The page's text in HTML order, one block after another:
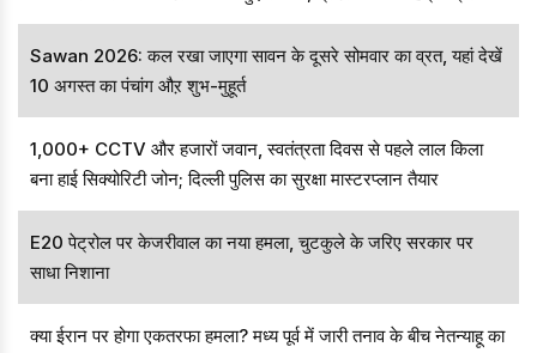
जताया पार्टी की जीत का भरोसा
Sawan 2026: कल रखा जाएगा सावन के दूसरे सोमवार का व्रत, यहां देखें
10 अगस्त का पंचांग औऱ शुभ-मुहूर्त
1,000+ CCTV और हजारों जवान, स्वतंत्रता दिवस से पहले लाल किला
बना हाई सिक्योरिटी जोन; दिल्ली पुलिस का सुरक्षा मास्टरप्लान तैयार
E20 पेट्रोल पर केजरीवाल का नया हमला, चुटकुले के जरिए सरकार पर
साधा निशाना
क्या ईरान पर होगा एकतरफा हमला? मध्य पूर्व में जारी तनाव के बीच नेतन्याहू का